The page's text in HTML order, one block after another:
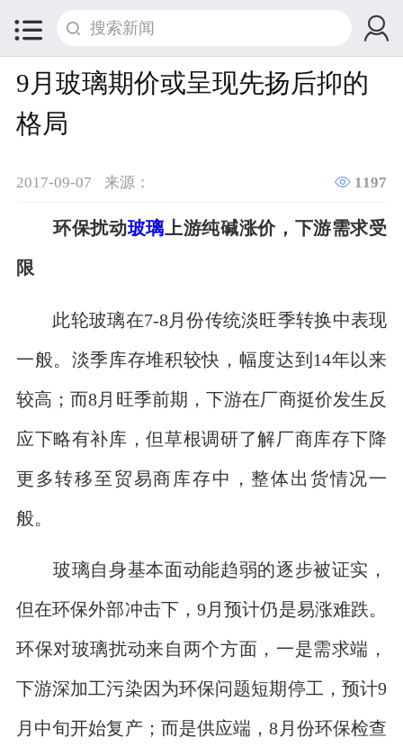
 
9月玻璃期价或呈现先扬后抑的
格局
2017-09-07 来源：  1197
环保扰动玻璃 上游纯碱涨价，下游需求受
限
此轮玻璃在7-8月份传统淡旺季转换中表现
一般。淡季库存堆积较快，幅度达到14年以来
较高；而8月旺季前期，下游在厂商挺价发生反
应下略有补库，但草根调研了解厂商库存下降
更多转移至贸易商库存中，整体出货情况一
般。
玻璃自身基本面动能趋弱的逐步被证实，
但在环保外部冲击下，9月预计仍是易涨难跌。
环保对玻璃扰动来自两个方面，一是需求端，
下游深加工污染因为环保问题短期停工，预计9
月中旬开始复产；而是供应端，8月份环保检查